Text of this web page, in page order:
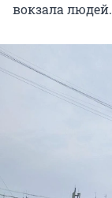
вокзала людей.